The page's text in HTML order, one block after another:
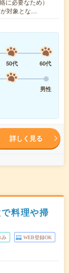
に必要なため）
が対象とな…
50代
60代
男性
詳しく見る
料理や掃
み WEB登録OK